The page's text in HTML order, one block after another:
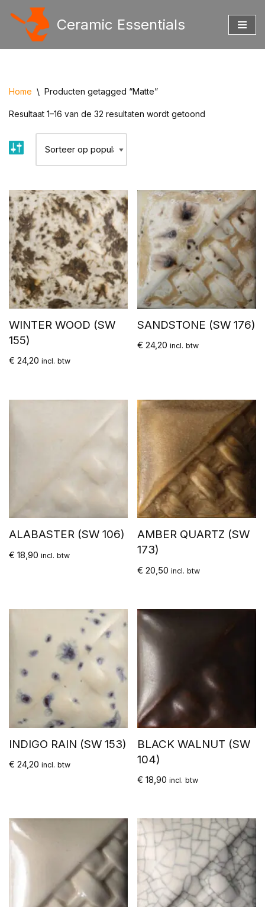
Ceramic Essentials
Home \ Producten getagged “Matte”
Resultaat 1–16 van de 32 resultaten wordt getoond
WINTER WOOD (SW
155)
€ 24,20 incl. btw
SANDSTONE (SW 176)
€ 24,20 incl. btw
ALABASTER (SW 106)
€ 18,90 incl. btw
AMBER QUARTZ (SW
173)
€ 20,50 incl. btw
INDIGO RAIN (SW 153)
€ 24,20 incl. btw
BLACK WALNUT (SW
104)
€ 18,90 incl. btw